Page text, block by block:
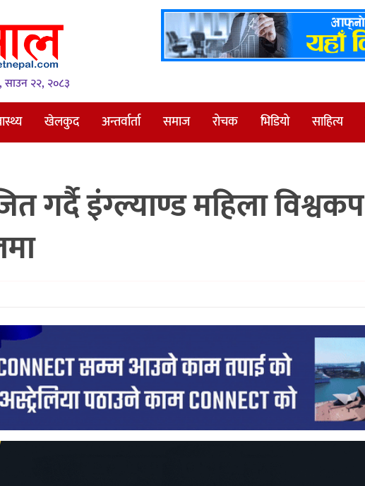
साउन २२, २०८३
खेलकुद अन्तर्वार्ता समाज रोचक भिडियो साहित्य
गर्दै इंग्ल्याण्ड महिला विश्वकप